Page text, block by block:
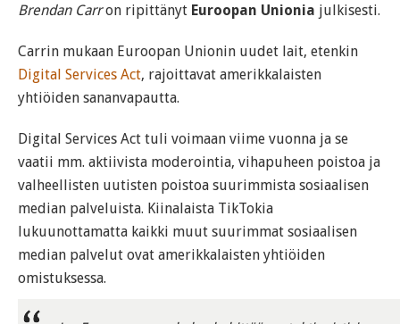
Brendan Carron ripittänyt Euroopan Unionia julkisesti.
Carrin mukaan Euroopan Unionin uudet lait, etenkin
Digital Services Act, rajoittavat amerikkalaisten
yhtiöiden sananvapautta.
Digital Services Act tuli voimaan viime vuonna ja se
vaatii mm. aktiivista moderointia, vihapuheen poistoa ja
valheellisten uutisten poistoa suurimmista sosiaalisen
median palveluista. Kiinalaista TikTokia
lukuunottamatta kaikki muut suurimmat sosiaalisen
median palvelut ovat amerikkalaisten yhtiöiden
omistuksessa.